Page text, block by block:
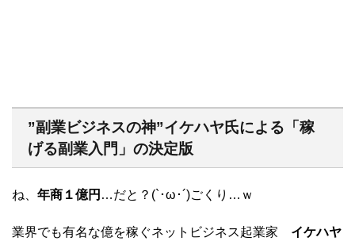
”副業ビジネスの神”イケハヤ氏による「稼
げる副業入門」の決定版
ね、 年商１億円 …だと？(`･ω･´)ごくり…ｗ
業界でも有名な億を稼ぐネットビジネス起業家 イケハヤ